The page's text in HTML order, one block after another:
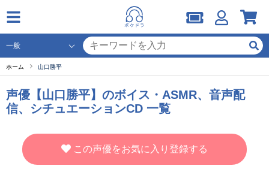
ホーム 山口勝平
声優【山口勝平】のボイス・ASMR、音声配
信、シチュエーションCD 一覧
この声優をお気に入り登録する